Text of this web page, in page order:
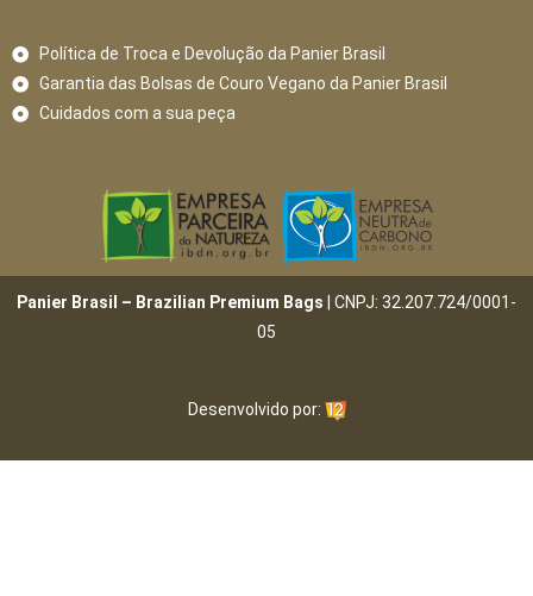
Política de Troca e Devolução da Panier Brasil
Garantia das Bolsas de Couro Vegano da Panier Brasil
Cuidados com a sua peça
Panier Brasil – Brazilian Premium Bags | CNPJ: 32.207.724/0001-
05
Desenvolvido por: